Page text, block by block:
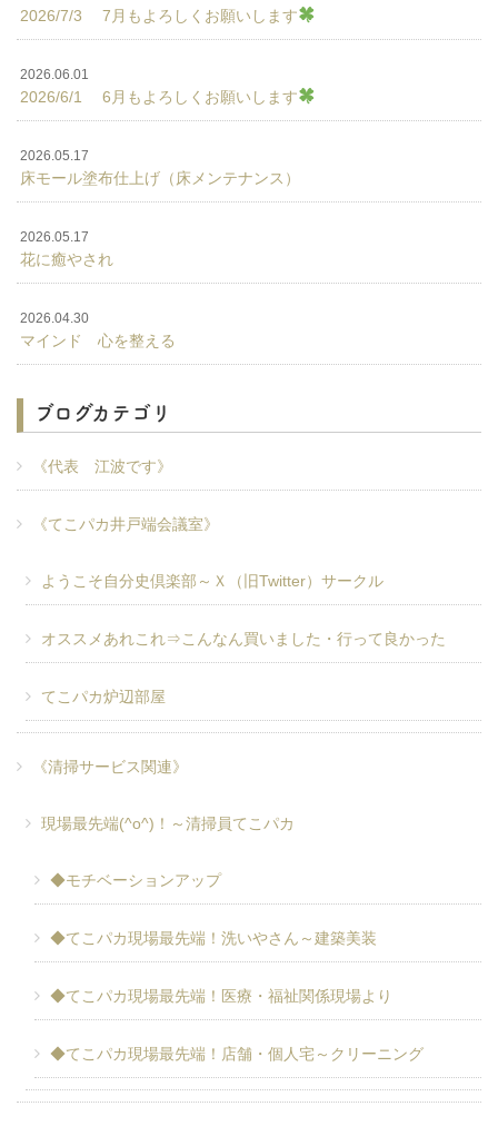
2026/7/3 7月もよろしくお願いします
2026.06.01
2026/6/1 6月もよろしくお願いします
2026.05.17
床モール塗布仕上げ（床メンテナンス）
2026.05.17
花に癒やされ
2026.04.30
マインド 心を整える
ブログカテゴリ
《代表 江波です》
《てこパカ井戸端会議室》
ようこそ自分史倶楽部～Ｘ（旧Twitter）サークル
オススメあれこれ⇒こんなん買いました・行って良かった
てこパカ炉辺部屋
《清掃サービス関連》
現場最先端(^o^)！～清掃員てこパカ
◆モチベーションアップ
◆てこパカ現場最先端！洗いやさん～建築美装
◆てこパカ現場最先端！医療・福祉関係現場より
◆てこパカ現場最先端！店舗・個人宅～クリーニング